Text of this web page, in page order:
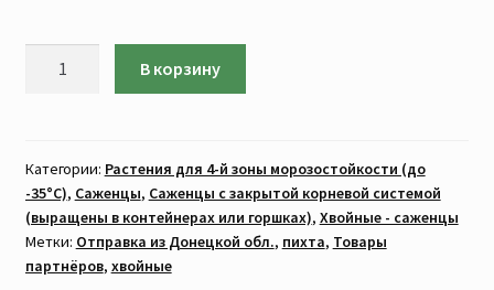
(САЖЕНЦЫ
3-
х
лет.
Цена
В корзину
Категории: Растения для 4-й зоны морозостойкости (до
-35°C), Саженцы, Саженцы с закрытой корневой системой
(выращены в контейнерах или горшках), Хвойные - саженцы
Метки: Отправка из Донецкой обл., пихта, Товары
партнёров, хвойные